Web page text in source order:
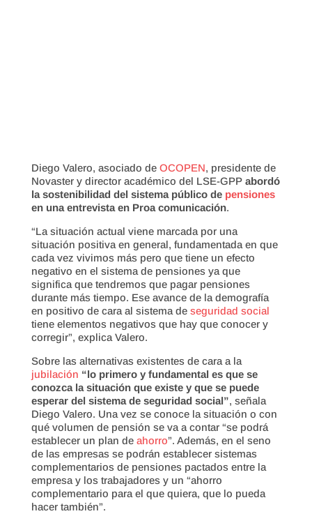
Diego Valero, asociado de OCOPEN, presidente de
Novaster y director académico del LSE-GPP abordó
la sostenibilidad del sistema público de pensiones
en una entrevista en Proa comunicación.
“La situación actual viene marcada por una
situación positiva en general, fundamentada en que
cada vez vivimos más pero que tiene un efecto
negativo en el sistema de pensiones ya que
significa que tendremos que pagar pensiones
durante más tiempo. Ese avance de la demografía
en positivo de cara al sistema de seguridad social
tiene elementos negativos que hay que conocer y
corregir”, explica Valero.
Sobre las alternativas existentes de cara a la
jubilación “lo primero y fundamental es que se
conozca la situación que existe y que se puede
esperar del sistema de seguridad social”, señala
Diego Valero. Una vez se conoce la situación o con
qué volumen de pensión se va a contar “se podrá
establecer un plan de ahorro”. Además, en el seno
de las empresas se podrán establecer sistemas
complementarios de pensiones pactados entre la
empresa y los trabajadores y un “ahorro
complementario para el que quiera, que lo pueda
hacer también”.